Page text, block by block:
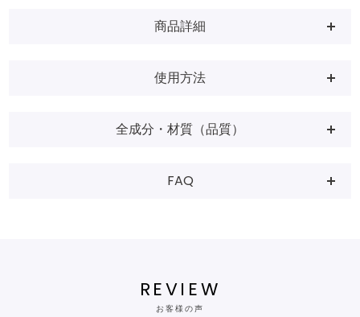
商品詳細
使用方法
全成分・材質（品質）
FAQ
REVIEW
お客様の声